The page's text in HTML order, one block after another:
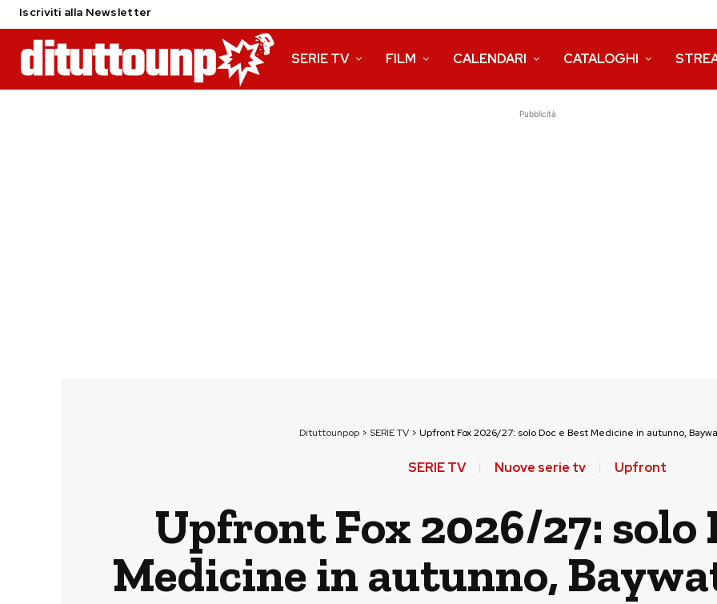
Iscriviti alla Newsletter
SERIE TV FILM CALENDARI CATALOGHI
Pubblicità
Dituttounpop > SERIE TV > Upfront Fox 2026/27: solo Doc e Best Medicine in autunno,
SERIE TV Nuove serie tv Upfront
Upfront Fox 2026/27: solo
Medicine in autunno,